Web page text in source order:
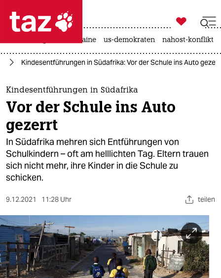
 taz zahl ich
taz zahl ich
themen
politik
öko
gesellschaft
kultur
sport
berlin
nord
wahrheit

taz zahl ich
krieg in der ukraine us-demokraten nahost-konflikt
Kindesentführungen in Südafrika: Vor der Schule ins Auto
Kindesentführungen in Südafrika
Vor der Schule ins Auto
gezerrt
In Südafrika mehren sich Entführungen von
Schulkindern – oft am helllichten Tag. Eltern trauen
sich nicht mehr, ihre Kinder in die Schule zu
schicken.
9.12.2021 11:28 Uhr teilen